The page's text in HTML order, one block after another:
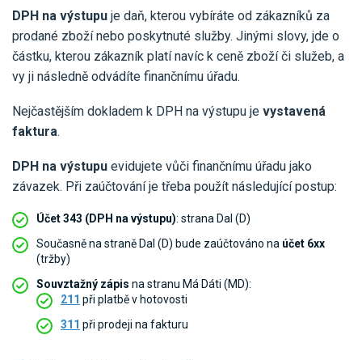
DPH na výstupu je daň, kterou vybíráte od zákazníků za
prodané zboží nebo poskytnuté služby. Jinými slovy, jde o
částku, kterou zákazník platí navíc k ceně zboží či služeb, a
vy ji následně odvádíte finančnímu úřadu.
Nejčastějším dokladem k DPH na výstupu je vystavená
faktura.
DPH na výstupu evidujete vůči finančnímu úřadu jako
závazek. Při zaúčtování je třeba použít následující postup:
Účet 343 (DPH na výstupu): strana Dal (D)
Současně na straně Dal (D) bude zaúčtováno na účet 6xx
(tržby)
Souvztažný zápis na stranu Má Dáti (MD):
211 při platbě v hotovosti
311 při prodeji na fakturu